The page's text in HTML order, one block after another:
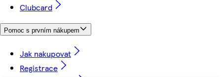
Clubcard
Pomoc s prvním nákupem
Jak nakupovat
Registrace